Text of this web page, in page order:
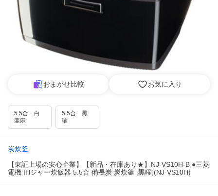
おまかせ比較 お気に入り
5.5合 白
亜麻
5.5合 黒
曜
炭炊釜
【東証上場の安心企業】【新品・在庫あり★】NJ-VS10H-B ●三菱
電機 IHジャー炊飯器 5.5合 備長炭 炭炊釜 [黒曜](NJ-VS10H)